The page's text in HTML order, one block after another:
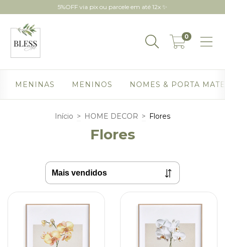
5%OFF via pix ou parcele em até 12x ✨
0
MENINAS MENINOS NOMES & PORTA
Início > HOME DECOR > Flores
Flores